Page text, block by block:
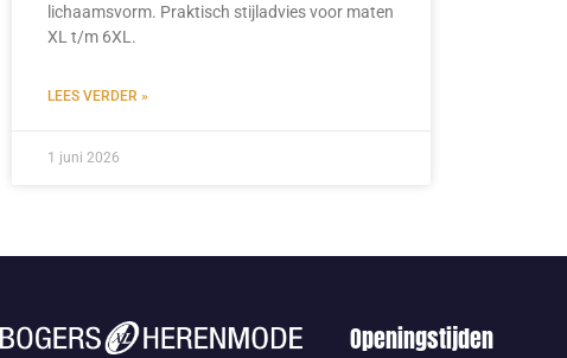
lichaamsvorm. Praktisch stijladvies voor maten
XL t/m 6XL.
LEES VERDER »
1 juni 2026
Openingstijden